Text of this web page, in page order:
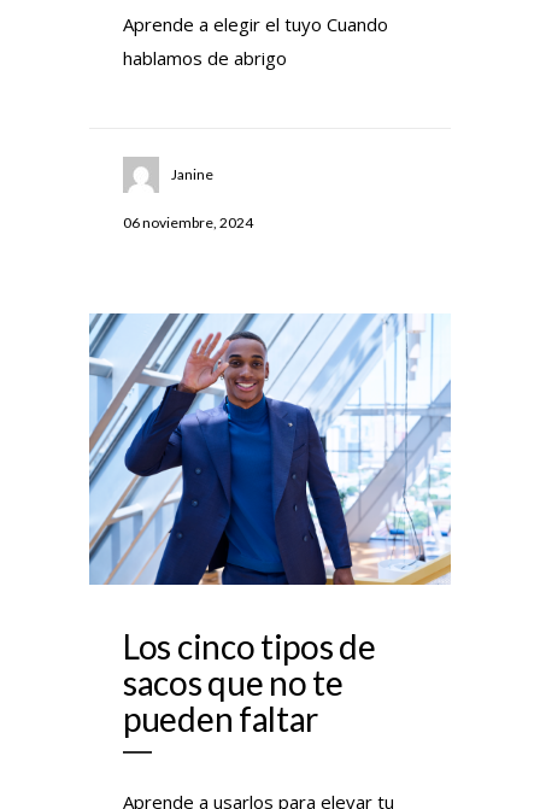
Aprende a elegir el tuyo Cuando
hablamos de abrigo
Janine
06 noviembre, 2024
Los cinco tipos de
sacos que no te
pueden faltar
Aprende a usarlos para elevar tu